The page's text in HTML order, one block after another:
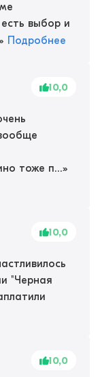
выбор и
Подробнее
10,0
тоже п...»
10,0
"Черная
10,0